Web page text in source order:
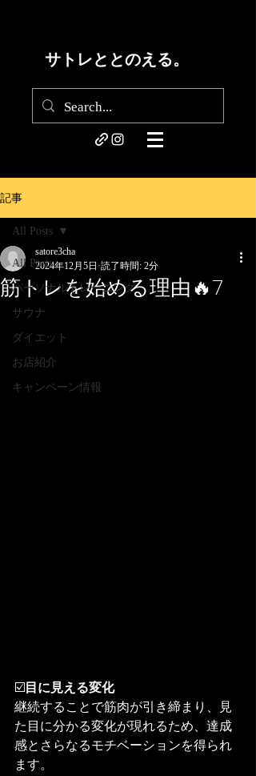
サトレととのえる。
記事
All Posts
パーソナルトレーニング
サウナ
ダイエット
お店紹介
キャンペーン情報
All Posts
筋トレを始める理由🔥7
satore3cha
2024年12月5日 読了時間: 2分
☑️ 目に見える変化
継続することで筋肉が引き締まり、見
た目に分かる変化が現れるため、達成
感とさらなるモチベーションを得られ
ます。